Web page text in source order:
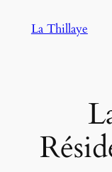
La Thillaye